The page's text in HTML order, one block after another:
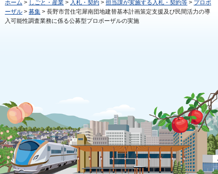
ホーム > しごと・産業 > 入札・契約 > 担当課が実施する入札・契約等 > プロポ
ーザル > 募集 > 長野市営住宅犀南団地建替基本計画策定支援及び民間活力の導
入可能性調査業務に係る公募型プロポーザルの実施